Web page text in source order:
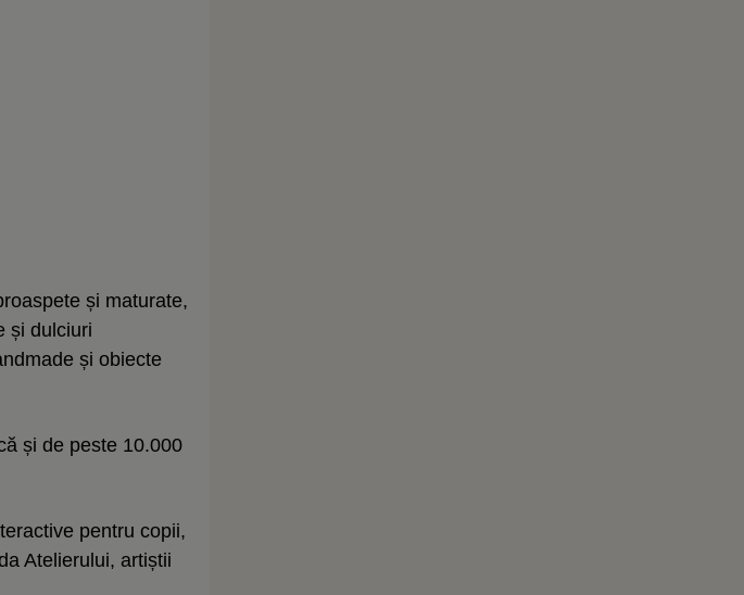
și maturate,
și dulciuri
și obiecte
și de peste 10.000
pentru copii,
Atelierului, artiștii